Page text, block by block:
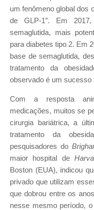
um fenômeno global dos
de GLP-1”. Em
semaglutida, mais
para diabetes tipo 2. Em
base de semaglutida,
tratamento da
observado é um sucesso
Com a resposta
medicações, muitos se
cirurgia bariátrica, a
tratamento da
pesquisadores do
maior hospital de
Boston (EUA), indicou
privado que utilizam
que dobrou entre os
nesse mesmo período,